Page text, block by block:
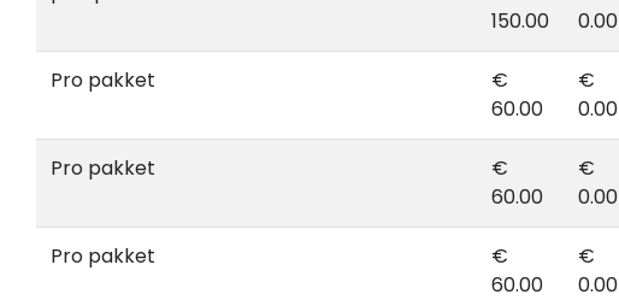
150.00
0.00
Pro pakket
€
60.00
€
0.00
Pro pakket
€
60.00
€
0.00
Pro pakket
€
60.00
€
0.00